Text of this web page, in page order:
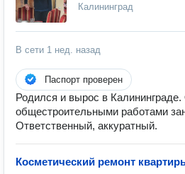
Калининград
В сети 1 нед. назад
Паспорт проверен
Родился и вырос в
общестроительными работами
Ответственный, аккуратный.
Косметический ремонт